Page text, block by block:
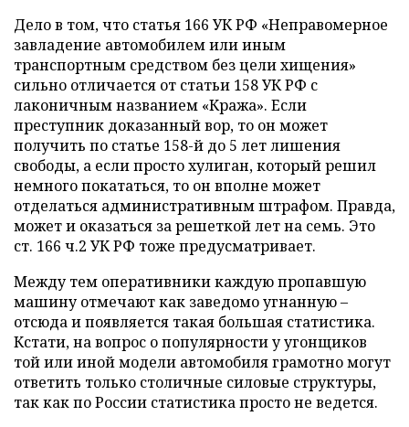
Дело в том, что статья 166 УК РФ «Неправомерное
завладение автомобилем или иным
транспортным средством без цели хищения»
сильно отличается от статьи 158 УК РФ с
лаконичным названием «Кража». Если
преступник доказанный вор, то он может
получить по статье 158-й до 5 лет лишения
свободы, а если просто хулиган, который решил
немного покататься, то он вполне может
отделаться административным штрафом. Правда,
может и оказаться за решеткой лет на семь. Это
ст. 166 ч.2 УК РФ тоже предусматривает.
Между тем оперативники каждую пропавшую
машину отмечают как заведомо угнанную –
отсюда и появляется такая большая статистика.
Кстати, на вопрос о популярности у угонщиков
той или иной модели автомобиля грамотно могут
ответить только столичные силовые структуры,
так как по России статистика просто не ведется.